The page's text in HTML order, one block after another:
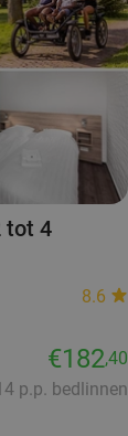
tot 4
8.6
€182,40
p.p. bedlinnen